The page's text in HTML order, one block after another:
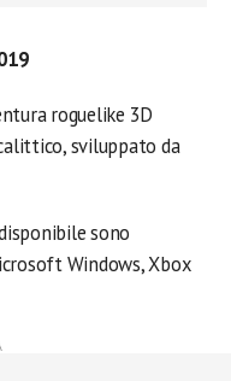
roguelike 3D
sviluppato da
sono
Windows, Xbox